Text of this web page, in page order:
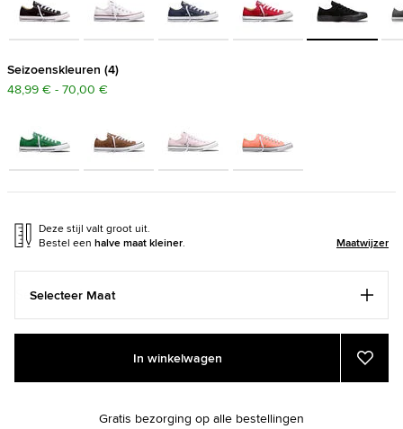
Seizoenskleuren 4
48,99 € - 70,00 €
Deze stijl valt groot uit.
Bestel een halve maat kleiner. Maatwijzer
Selecteer Maat
Add
cart
Product
In winkelwagen
Voeg
toe
Gratis bezorging op alle bestellingen